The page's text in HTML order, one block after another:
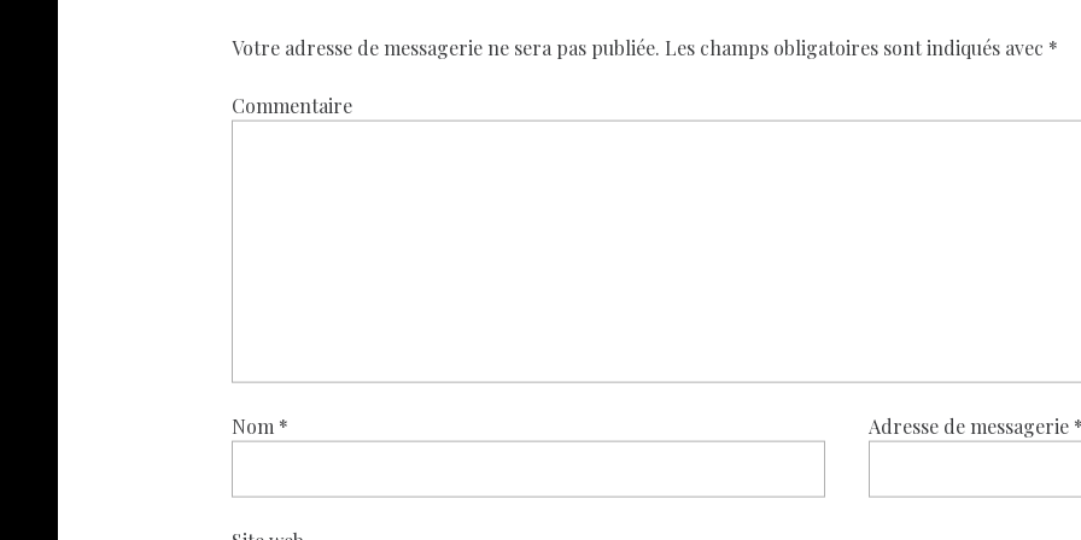
Votre adresse de messagerie ne sera pas publiée. Les champs obligatoires sont indiqués avec *
Commentaire
Nom * Adresse de messagerie